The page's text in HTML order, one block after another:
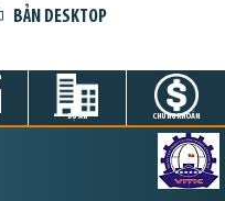
BẢN DESKTOP
DỰ ÁN CHỨNG KHOÁN